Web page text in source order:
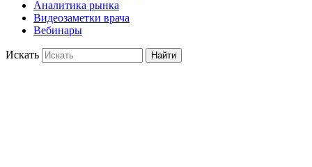
Аналитика рынка
Видеозаметки врача
Вебинары
Искать Найти